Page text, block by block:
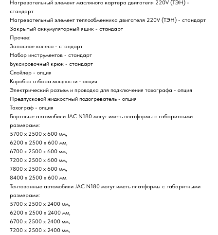
Нагревательный элемент масляного картера двигателя 220V (ТЭН) -
стандарт
Нагревательный элемент теплообменника двигателя 220V (ТЭН) - стандарт
Закрытый аккумуляторный ящик - стандарт
Прочее:
Запасное колесо - стандарт
Набор инструментов - стандарт
Буксировочный крюк - стандарт
Спойлер - опция
Коробка отбора мощности - опция
Электрический разъем и проводка для подключения тахографа - опция
Предпусковой жидкостный подогреватель - опция
Тахограф - опция
Бортовые автомобили JAC N180 могут иметь платформы с габаритными
размерами:
5700 х 2500 х 600 мм,
6200 х 2500 х 600 мм,
6700 х 2500 х 600 мм,
7200 х 2500 х 600 мм,
7800 х 2500 х 600 мм,
8400 х 2500 х 600 мм.
Тентованные автомобили JAC N180 могут иметь платформы с габаритными
размерами:
5700 х 2500 х 2400 мм,
6200 х 2500 х 2400 мм,
6700 х 2500 х 2400 мм,
7200 х 2500 х 2400 мм,